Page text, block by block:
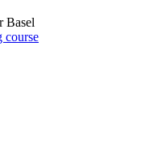
Basel
course